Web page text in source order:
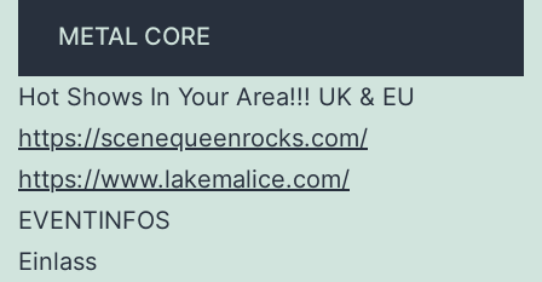
METAL CORE
Hot Shows In Your Area!!! UK & EU
https://scenequeenrocks.com/
https://www.lakemalice.com/
EVENTINFOS
Einlass